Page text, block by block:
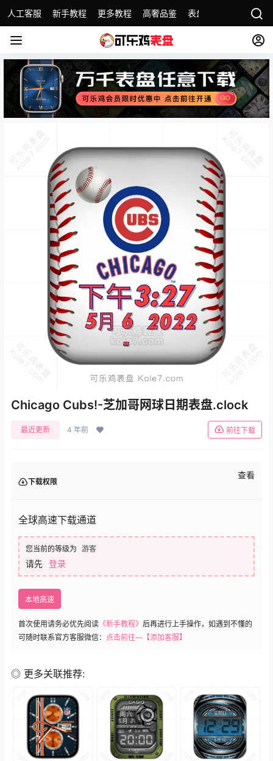
人工客服 新手教程 更多教程 高奢品鉴 表盘精选 名表故事
Chicago Cubs!-芝加哥网球日期表盘.clock
最近更新 4 年前 前往下载
下载权限
查看
全球高速下载通道
您当前的等级为 游客
请先 登录
本地高速
首次使用请务必优先阅读 《新手教程》 后再进行上手操作，如遇到不懂的
可随时联系官方客服微信： 点击前往—【添加客服】
◎ 更多关联推荐: